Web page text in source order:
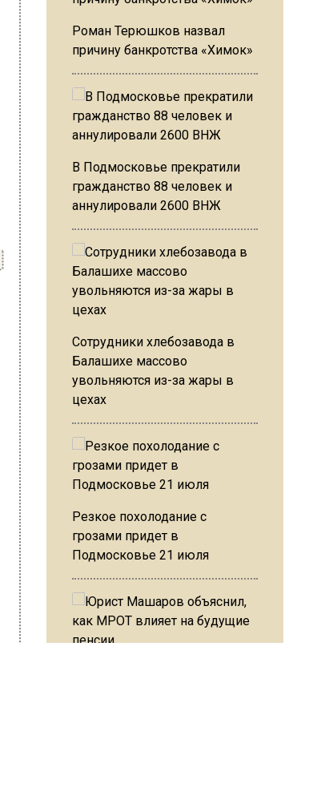
Роман Терюшков назвал
причину банкротства «Химок»
В Подмосковье прекратили
гражданство 88 человек и
аннулировали 2600 ВНЖ
Сотрудники хлебозавода в
Балашихе массово
увольняются из-за жары в
цехах
Резкое похолодание с
грозами придет в
Подмосковье 21 июля